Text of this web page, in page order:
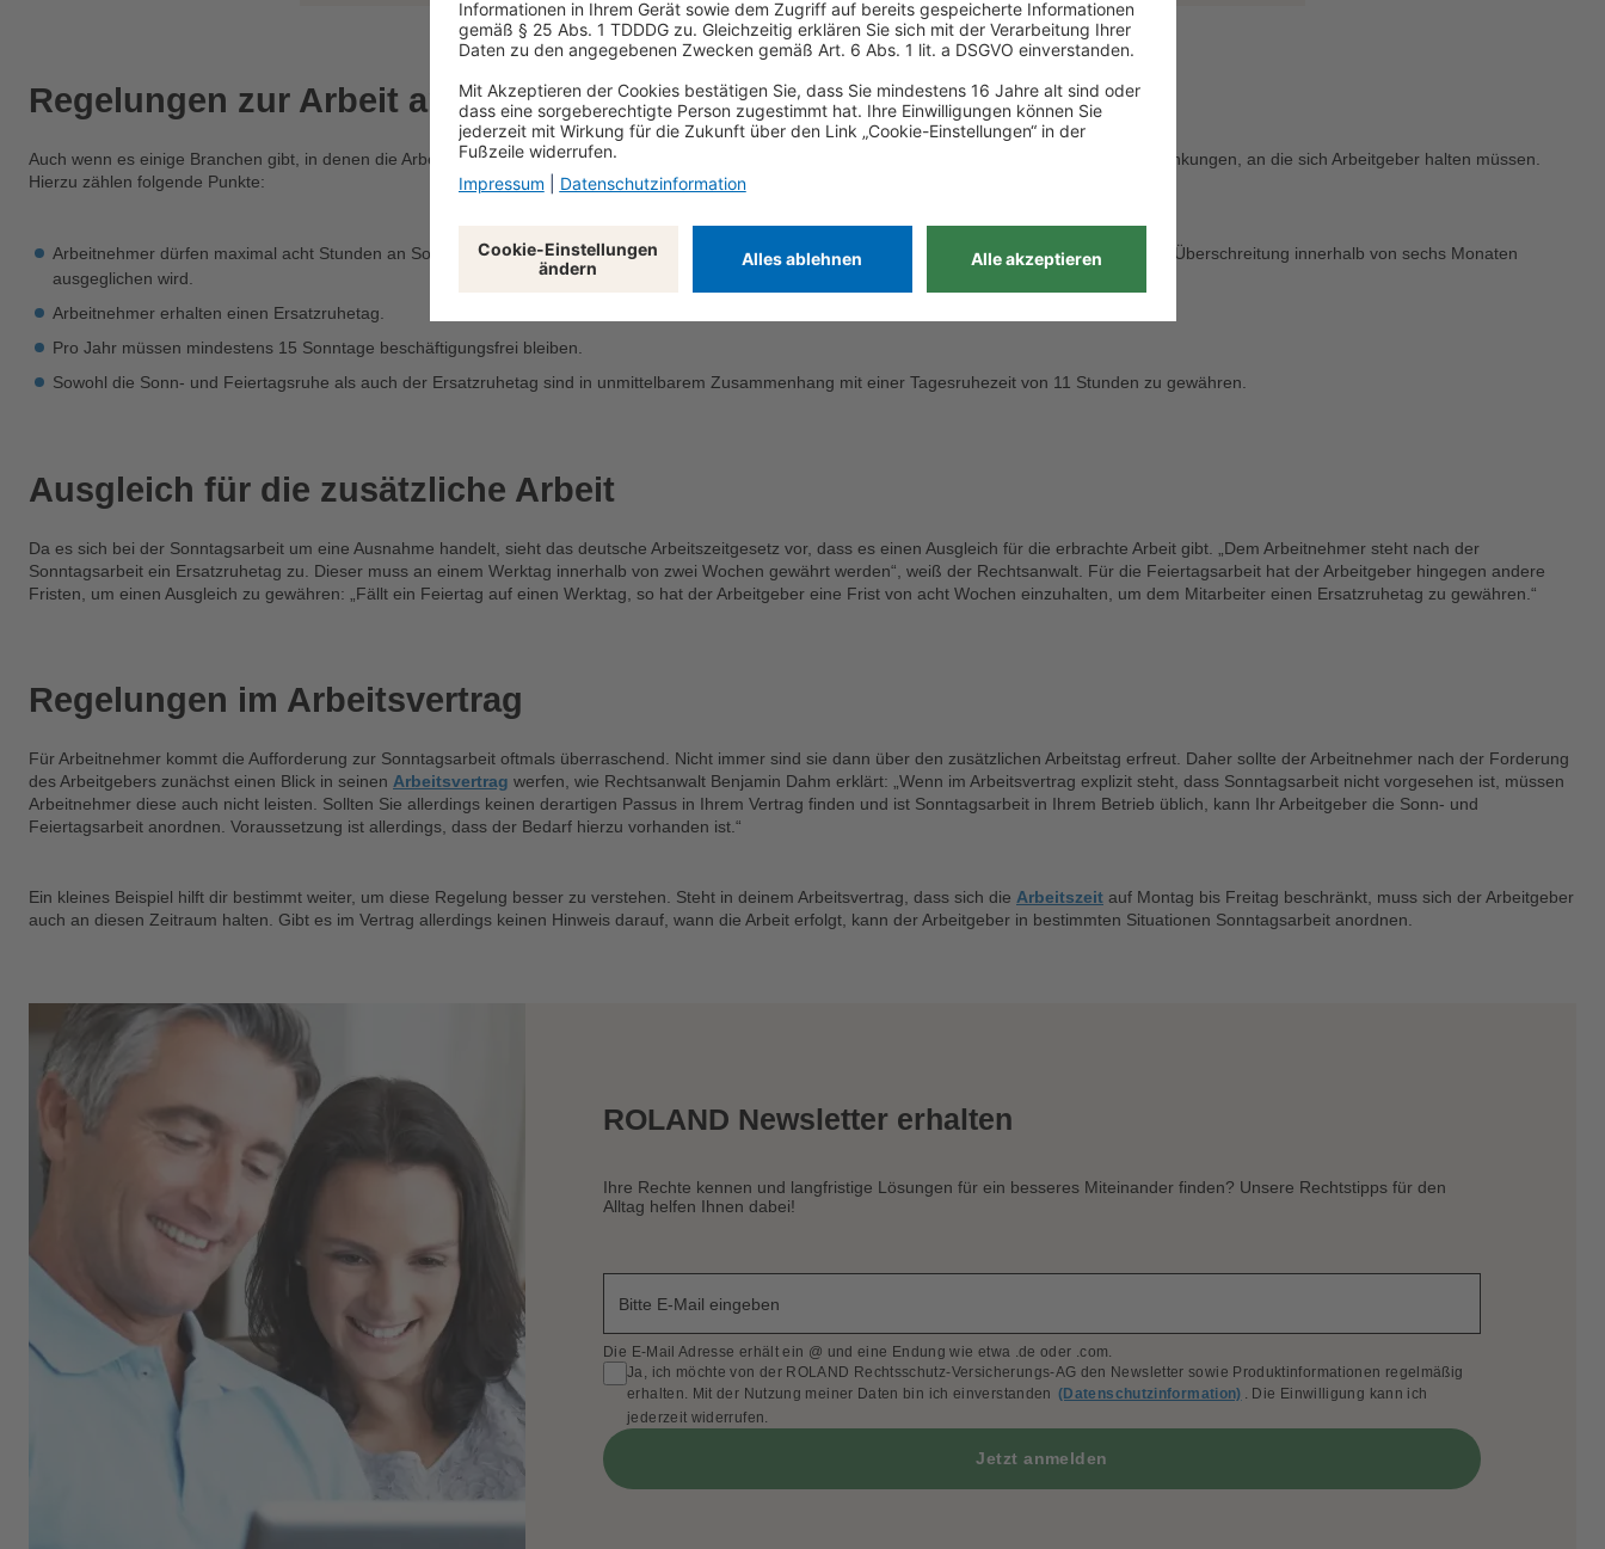
Regelungen zur Arbeit am Sonntag
Auch wenn es einige Branchen gibt, in denen die Arbeit an Sonn- und Feiertagen erlaubt ist, gibt es auch in diesen Bereichen Regelungen und Beschränkungen, an die sich Arbeitgeber halten müssen.
Hierzu zählen folgende Punkte:
Arbeitnehmer dürfen maximal acht Stunden an Sonn- und Feiertagen arbeiten. Eine Verlängerung auf zehn Stunden ist nur dann zulässig, wenn die Überschreitung innerhalb von sechs Monaten
ausgeglichen wird.
Arbeitnehmer erhalten einen Ersatzruhetag.
Pro Jahr müssen mindestens 15 Sonntage beschäftigungsfrei bleiben.
Sowohl die Sonn- und Feiertagsruhe als auch der Ersatzruhetag sind in unmittelbarem Zusammenhang mit einer Tagesruhezeit von 11 Stunden zu gewähren.
Ausgleich für die zusätzliche Arbeit
Da es sich bei der Sonntagsarbeit um eine Ausnahme handelt, sieht das deutsche Arbeitszeitgesetz vor, dass es einen Ausgleich für die erbrachte Arbeit gibt. „Dem Arbeitnehmer steht nach der
Sonntagsarbeit ein Ersatzruhetag zu. Dieser muss an einem Werktag innerhalb von zwei Wochen gewährt werden“, weiß der Rechtsanwalt. Für die Feiertagsarbeit hat der Arbeitgeber hingegen andere
Fristen, um einen Ausgleich zu gewähren: „Fällt ein Feiertag auf einen Werktag, so hat der Arbeitgeber eine Frist von acht Wochen einzuhalten, um dem Mitarbeiter einen Ersatzruhetag zu gewähren.“
Regelungen im Arbeitsvertrag
Für Arbeitnehmer kommt die Aufforderung zur Sonntagsarbeit oftmals überraschend. Nicht immer sind sie dann über den zusätzlichen Arbeitstag erfreut. Daher sollte der Arbeitnehmer nach der Forderung
des Arbeitgebers zunächst einen Blick in seinen Arbeitsvertrag werfen, wie Rechtsanwalt Benjamin Dahm erklärt: „Wenn im Arbeitsvertrag explizit steht, dass Sonntagsarbeit nicht vorgesehen ist, müssen
Arbeitnehmer diese auch nicht leisten. Sollten Sie allerdings keinen derartigen Passus in Ihrem Vertrag finden und ist Sonntagsarbeit in Ihrem Betrieb üblich, kann Ihr Arbeitgeber die Sonn- und
Feiertagsarbeit anordnen. Voraussetzung ist allerdings, dass der Bedarf hierzu vorhanden ist.“
Ein kleines Beispiel hilft dir bestimmt weiter, um diese Regelung besser zu verstehen. Steht in deinem Arbeitsvertrag, dass sich die Arbeitszeit auf Montag bis Freitag beschränkt, muss sich der Arbeitgeber
auch an diesen Zeitraum halten. Gibt es im Vertrag allerdings keinen Hinweis darauf, wann die Arbeit erfolgt, kann der Arbeitgeber in bestimmten Situationen Sonntagsarbeit anordnen.
ROLAND Newsletter erhalten
Ihre Rechte kennen und langfristige Lösungen für ein besseres Miteinander finden? Unsere Rechtstipps für den
Alltag helfen Ihnen dabei!
Die E-Mail Adresse erhält ein @ und eine Endung wie etwa .de oder .com.
Ja, ich möchte von der ROLAND Rechtsschutz-Versicherungs-AG den Newsletter sowie Produktinformationen regelmäßig
erhalten. Mit der Nutzung meiner Daten bin ich einverstanden (Datenschutzinformation) . Die Einwilligung kann ich
jederzeit widerrufen.
Jetzt anmelden